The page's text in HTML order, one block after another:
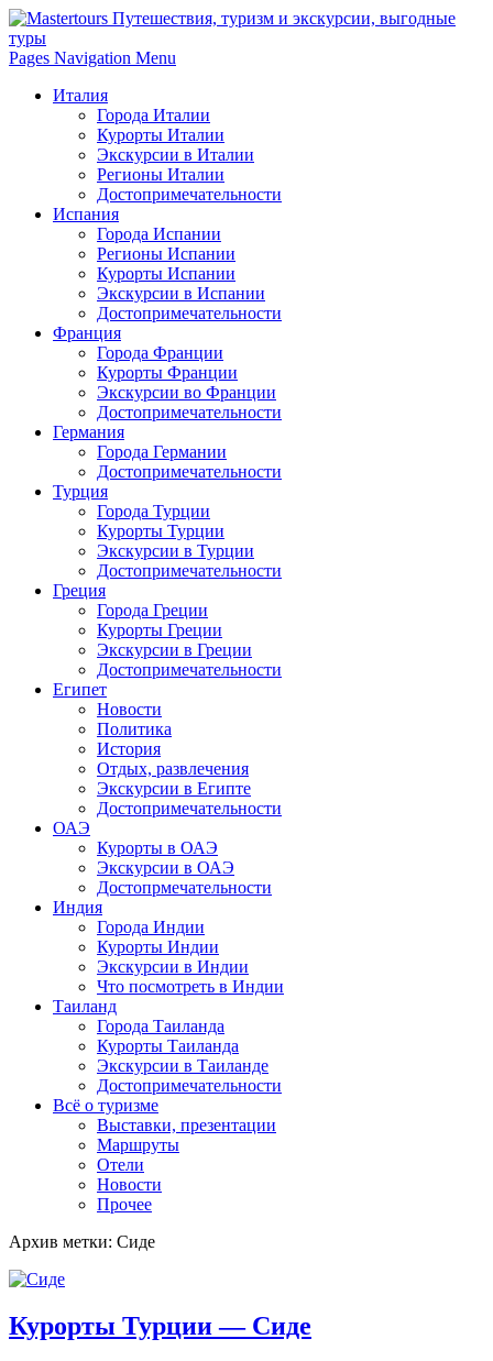
Pages Navigation Menu
Италия
Города Италии
Курорты Италии
Экскурсии в Италии
Регионы Италии
Достопримечательности
Испания
Города Испании
Регионы Испании
Курорты Испании
Экскурсии в Испании
Достопримечательности
Франция
Города Франции
Курорты Франции
Экскурсии во Франции
Достопримечательности
Германия
Города Германии
Достопримечательности
Турция
Города Турции
Курорты Турции
Экскурсии в Турции
Достопримечательности
Греция
Города Греции
Курорты Греции
Экскурсии в Греции
Достопримечательности
Египет
Новости
Политика
История
Отдых, развлечения
Экскурсии в Египте
Достопримечательности
ОАЭ
Курорты в ОАЭ
Экскурсии в ОАЭ
Достопрмечательности
Индия
Города Индии
Курорты Индии
Экскурсии в Индии
Что посмотреть в Индии
Таиланд
Города Таиланда
Курорты Таиланда
Экскурсии в Таиланде
Достопримечательности
Всё о туризме
Выставки, презентации
Маршруты
Отели
Новости
Прочее
Архив метки: Сиде
Курорты Турции — Сиде